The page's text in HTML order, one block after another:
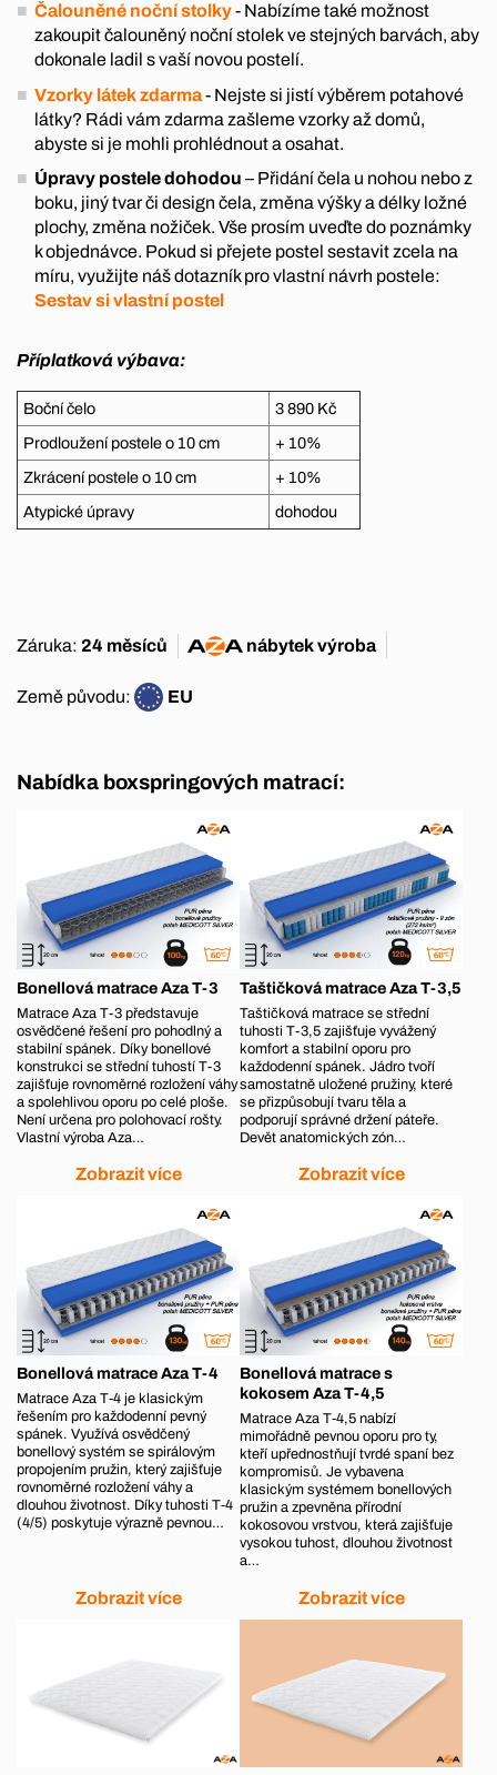
Čalouněné noční stolky- Nabízíme také možnost
zakoupit čalouněný noční stolek ve stejných barvách, aby
dokonale ladil s vaší novou postelí.
Vzorky látek zdarma- Nejste si jistí výběrem potahové
látky? Rádi vám zdarma zašleme vzorky až domů,
abyste si je mohli prohlédnout a osahat.
Úpravy postele dohodou – Přidání čela u nohou nebo z
boku, jiný tvar či design čela, změna výšky a délky ložné
plochy, změna nožiček. Vše prosím uveďte do poznámky
k objednávce. Pokud si přejete postel sestavit zcela na
míru, využijte náš dotazník pro vlastní návrh postele:
Sestav si vlastní postel
Příplatková výbava:
Boční čelo
3 890 Kč
Prodloužení postele o 10 cm
+ 10%
Zkrácení postele o 10 cm
+ 10%
Atypické úpravy
dohodou
Záruka: 24 měsíců nábytekvýroba
Země původu: EU
Nabídka boxspringových matrací:
Bonellová matrace Aza T-3
Matrace Aza T-3 představuje
osvědčené řešení pro pohodlný a
stabilní spánek. Díky bonellové
konstrukci se střední tuhostí T-3
zajišťuje rovnoměrné rozložení váhy
a spolehlivou oporu po celé ploše.
Není určena pro polohovací rošty.
Vlastní výroba Aza…
Zobrazit více
Taštičková matrace Aza T-3,5
Taštičková matrace se střední
tuhosti T-3,5 zajišťuje vyvážený
komfort a stabilní oporu pro
každodenní spánek. Jádro tvoří
samostatně uložené pružiny, které
se přizpůsobují tvaru těla a
podporují správné držení páteře.
Devět anatomických zón…
Zobrazit více
Bonellová matrace Aza T-4
Matrace Aza T‑4 je klasickým
řešením pro každodenní pevný
spánek. Využívá osvědčený
bonellový systém se spirálovým
propojením pružin, který zajišťuje
rovnoměrné rozložení váhy a
dlouhou životnost. Díky tuhosti T‑4
(4/5) poskytuje výrazně pevnou…
Zobrazit více
Bonellová matrace s
kokosem Aza T-4,5
Matrace Aza T‑4,5 nabízí
mimořádně pevnou oporu pro ty,
kteří upřednostňují tvrdé spaní bez
kompromisů. Je vybavena
klasickým systémem bonellových
pružin a zpevněna přírodní
kokosovou vrstvou, která zajišťuje
vysokou tuhost, dlouhou životnost
a…
Zobrazit více